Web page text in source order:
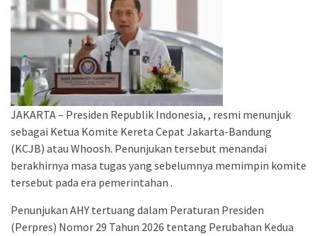
JAKARTA – Presiden Republik Indonesia, , resmi menunjuk
sebagai Ketua Komite Kereta Cepat Jakarta-Bandung
(KCJB) atau Whoosh. Penunjukan tersebut menandai
berakhirnya masa tugas yang sebelumnya memimpin komite
tersebut pada era pemerintahan .
Penunjukan AHY tertuang dalam Peraturan Presiden
(Perpres) Nomor 29 Tahun 2026 tentang Perubahan Kedua